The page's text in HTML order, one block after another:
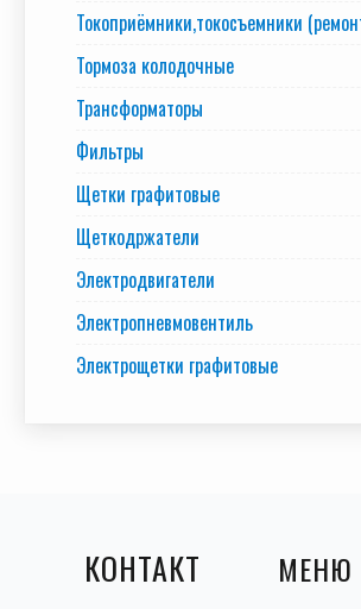
Токоприёмники,токосъемники
Тормоза колодочные
Трансформаторы
Фильтры
Щетки графитовые
Щеткодржатели
Электродвигатели
Электропневмовентиль
Электрощетки графитовые
КОНТАКТ МЕНЮ